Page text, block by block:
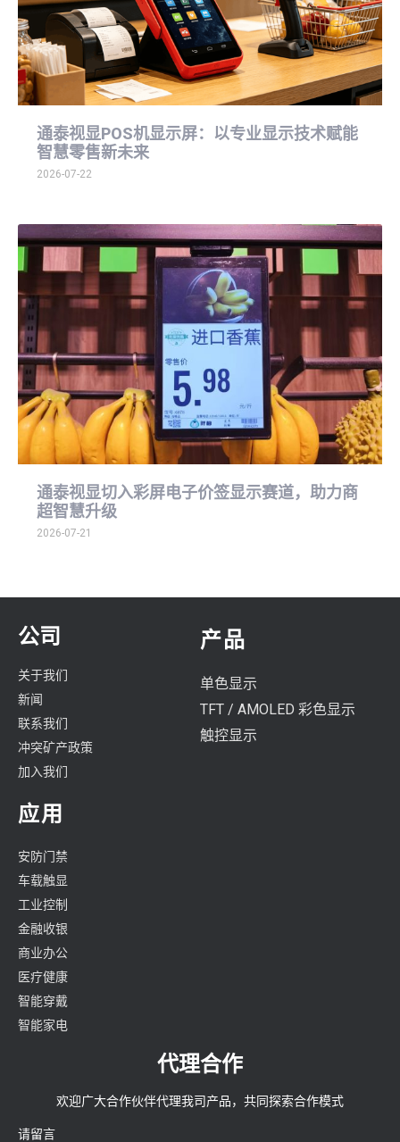
通泰视显POS机显示屏：以专业显示技术赋能
智慧零售新未来
2026-07-22
通泰视显切入彩屏电子价签显示赛道，助力商
超智慧升级
2026-07-21
公司
关于我们
新闻
联系我们
冲突矿产政策
加入我们
产品
单色显示
TFT / AMOLED 彩色显示
触控显示
应用
安防门禁
车载触显
工业控制
金融收银
商业办公
医疗健康
智能穿戴
智能家电
代理合作
欢迎广大合作伙伴代理我司产品，共同探索合作模式
请留言